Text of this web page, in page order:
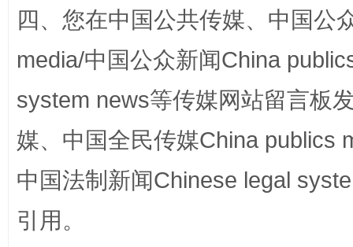
国家大学科技园优化重塑工作
四、您在中国公共传媒、中国公
media/中国公众新闻China
system news等传媒网站留言板
媒、中国全民传媒China publics
中国法制新闻Chinese legal
引用。